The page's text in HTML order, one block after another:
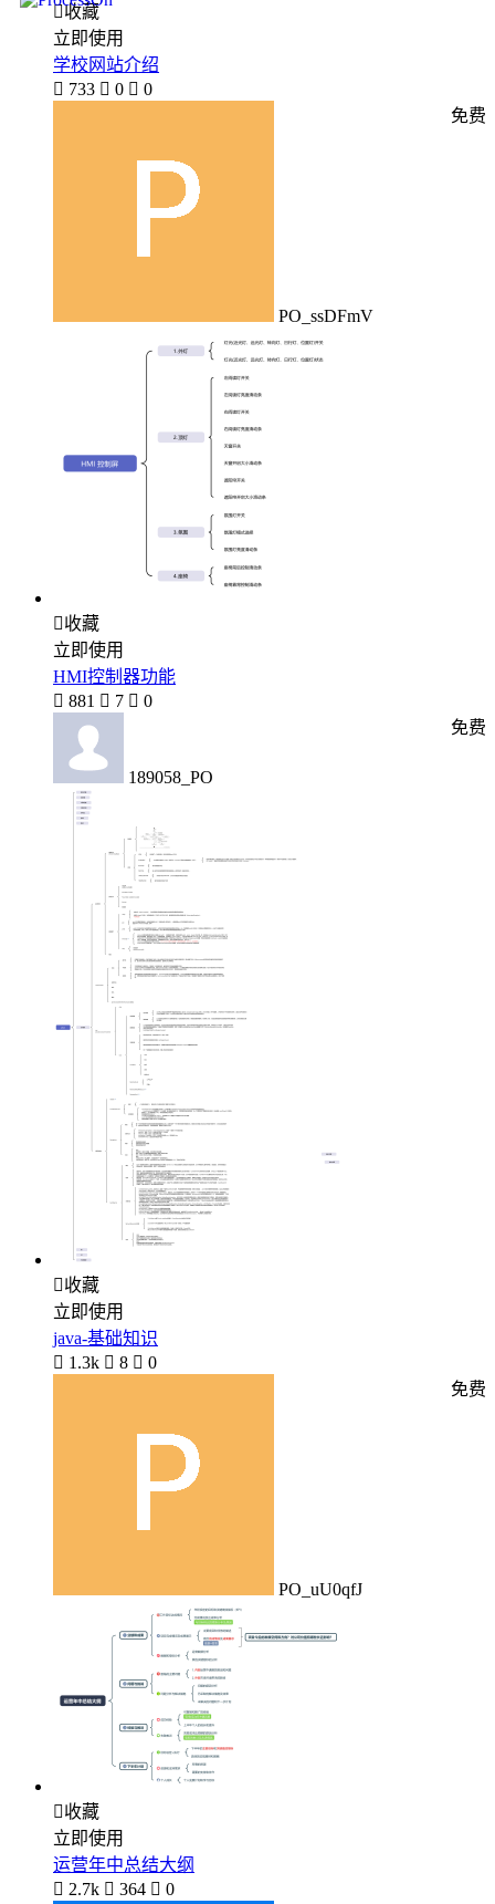
收藏
立即使用
学校网站介绍
 733  0  0
PO_ssDFmV
免费
收藏
立即使用
HMI控制器功能
 881  7  0
189058_PO
免费
收藏
立即使用
java-基础知识
 1.3k  8  0
PO_uU0qfJ
免费
收藏
立即使用
运营年中总结大纲
 2.7k  364  0